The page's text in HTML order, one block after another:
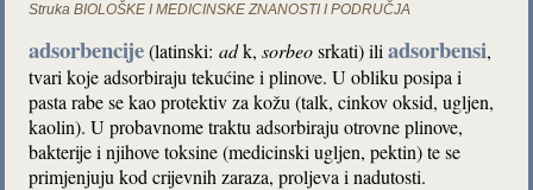
Struka BIOLOŠKE I MEDICINSKE ZNANOSTI I PODRUČJA
adsorbencije(latinski:adk,sorbeosrkati) iliadsorbensi,
tvari koje adsorbiraju tekućine i plinove. U obliku posipa i
pasta rabe se kao protektiv za kožu (talk, cinkov oksid, ugljen,
kaolin). U probavnome traktu adsorbiraju otrovne plinove,
bakterije i njihove toksine (medicinski ugljen, pektin) te se
primjenjuju kod crijevnih zaraza, proljeva i nadutosti.